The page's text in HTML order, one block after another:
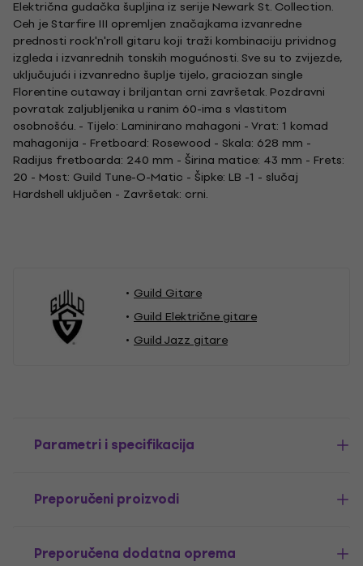
Električna gudačka šupljina iz serije Newark St. Collection.
Ceh je Starfire III opremljen značajkama izvanredne
prednosti rock'n'roll gitaru koji traži kombinaciju prividnog
izgleda i izvanrednih tonskih mogućnosti. Sve su to zvijezde,
uključujući i izvanredno šuplje tijelo, graciozan single
Florentine cutaway i briljantan crni završetak. Pozdravni
povratak zaljubljenika u ranim 60-ima s vlastitom
osobnošću. - Tijelo: Laminirano mahagoni - Vrat: 1 komad
mahagonija - Fretboard: Rosewood - Skala: 628 mm -
Radijus fretboarda: 240 mm - Širina matice: 43 mm - Frets:
20 - Most: Guild Tune-O-Matic - Šipke: LB -1 - slučaj
Hardshell uključen - Završetak: crni.
Guild Gitare
Guild Električne gitare
Guild Jazz gitare
Parametri i specifikacija
Preporučeni proizvodi
Preporučena dodatna oprema